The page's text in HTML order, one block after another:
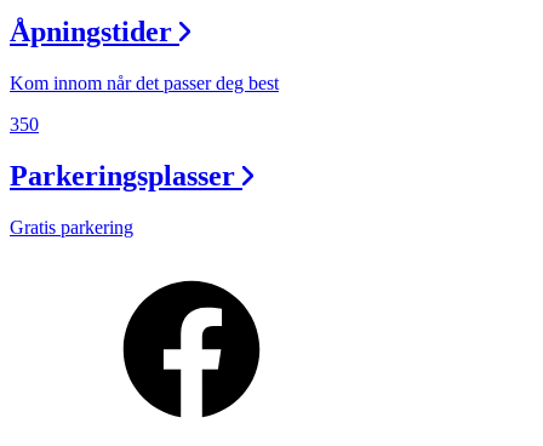
Åpningstider
Kom innom når det passer deg best
350
Parkeringsplasser
Gratis parkering